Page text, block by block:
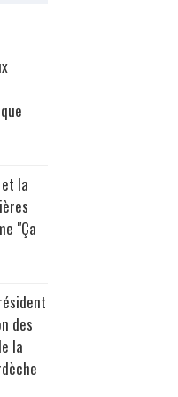
la
"Ça
des
la